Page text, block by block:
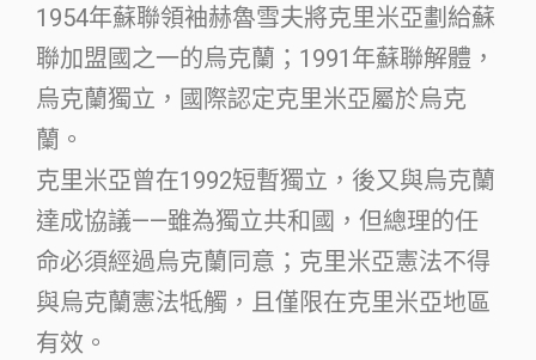
1954年蘇聯領袖赫魯雪夫將克里米亞劃給蘇
聯加盟國之一的烏克蘭；1991年蘇聯解體，
烏克蘭獨立，國際認定克里米亞屬於烏克
蘭。
克里米亞曾在1992短暫獨立，後又與烏克蘭
達成協議——雖為獨立共和國，但總理的任
命必須經過烏克蘭同意；克里米亞憲法不得
與烏克蘭憲法牴觸，且僅限在克里米亞地區
有效。